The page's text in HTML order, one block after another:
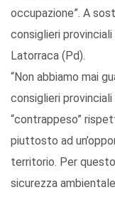
occupazione”. A
consiglieri
Latorraca (Pd).
“Non abbiamo mai
consiglieri
“contrappeso”
piuttosto ad
territorio. Per
sicurezza